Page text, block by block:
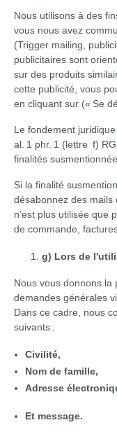
Nous utilisons à des
vous nous avez
(Trigger mailing,
publicitaires sont
sur des produits
cette publicité, vous
en cliquant sur (« Se
Le fondement
al. 1 phr. 1 (lettre f)
finalités
Si la finalité
désabonnez des mails
n’est plus utilisée que
de commande,
g) Lors de
Nous vous donnons la
demandes générales
Dans ce cadre, nous
suivants :
Civilité,
Nom de famille,
Adresse
Et message.